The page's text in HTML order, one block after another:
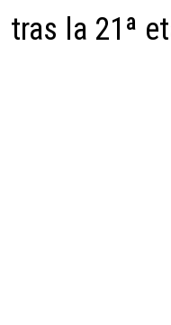
tras la 21ª